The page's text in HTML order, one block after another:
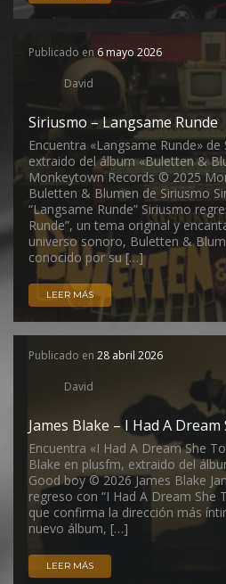
Publicado en 6 mayo 2026
David
Siriusmo – Langsame Runde
Encuentra «Langsame Runde»
extraido del álbum «Buletten &
Monkeytown Records © 2025
Buletten & Blumen de Siriusmo
“Langsame Runde” Siriusmo
Runde”, un tema original y
universo sonoro, Buletten &
conocido por su […]
LEER MÁS
Publicado en 28 abril 2026
David
James Blake – I Had A
Encuentra «I Had A Dream She
Blake en plusfm, extraido del
Good boy © 2026 James Blake
regreso con “I Had A Dream She
que confirma la dirección más
nuevo álbum, […]
LEER MÁS